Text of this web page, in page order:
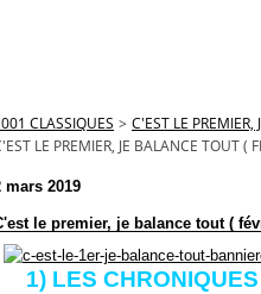
CLASSIQUES > C'EST LE
LE PREMIER, JE BALANCE TOUT (
mars 2019
le premier, je balance tout (
1) LES